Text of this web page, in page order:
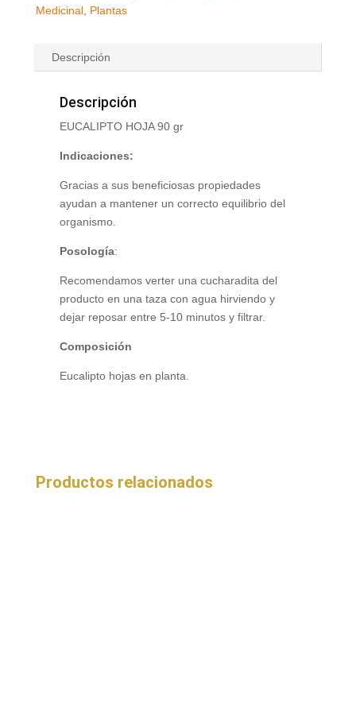
Medicinal, Plantas
Descripción
Descripción
EUCALIPTO HOJA 90 gr
Indicaciones:
Gracias a sus beneficiosas propiedades
ayudan a mantener un correcto equilibrio del
organismo.
Posología:
Recomendamos verter una cucharadita del
producto en una taza con agua hirviendo y
dejar reposar entre 5-10 minutos y filtrar.
Composición
Eucalipto hojas en planta.
Productos relacionados